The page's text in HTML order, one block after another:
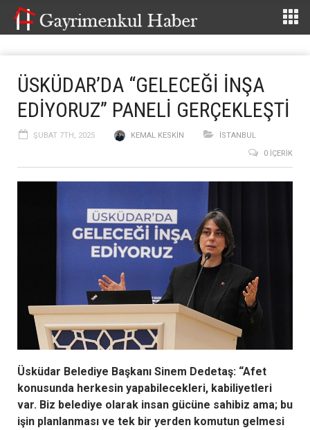
ÜSKÜDAR’DA “GELECEĞİ İNŞA
EDİYORUZ” PANELİ GERÇEKLEŞTİ
ŞUBAT 7TH, 2025 KEMAL KESKIN
İSTANBUL
0 İÇERIK
Üsküdar Belediye Başkanı Sinem Dedetaş: “Afet
konusunda herkesin yapabilecekleri, kabiliyetleri
var. Biz belediye olarak insan gücüne sahibiz ama; bu
işin planlanması ve tek bir yerden komutun gelmesi